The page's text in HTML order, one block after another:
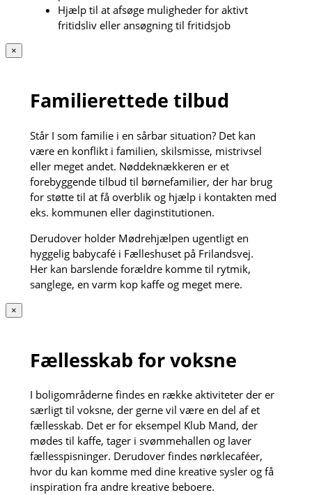
Hjælp til at afsøge muligheder for aktivt
fritidsliv eller ansøgning til fritidsjob
×
Familierettede tilbud
Står I som familie i en sårbar situation? Det kan
være en konflikt i familien, skilsmisse, mistrivsel
eller meget andet. Nøddeknækkeren er et
forebyggende tilbud til børnefamilier, der har brug
for støtte til at få overblik og hjælp i kontakten med
eks. kommunen eller daginstitutionen.
Derudover holder Mødrehjælpen ugentligt en
hyggelig babycafé i Fælleshuset på Frilandsvej.
Her kan barslende forældre komme til rytmik,
sanglege, en varm kop kaffe og meget mere.
×
Fællesskab for voksne
I boligområderne findes en række aktiviteter der er
særligt til voksne, der gerne vil være en del af et
fællesskab. Det er for eksempel Klub Mand, der
mødes til kaffe, tager i svømmehallen og laver
fællesspisninger. Derudover findes nørklecaféer,
hvor du kan komme med dine kreative sysler og få
inspiration fra andre kreative beboere.